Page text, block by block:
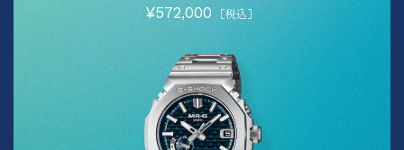
¥572,000 ［税込］